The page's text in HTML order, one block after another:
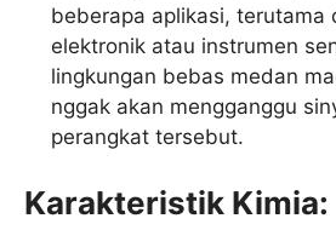
beberapa aplikasi, terutama
elektronik atau instrumen
lingkungan bebas medan
nggak akan mengganggu
perangkat tersebut.
Karakteristik Kimia: